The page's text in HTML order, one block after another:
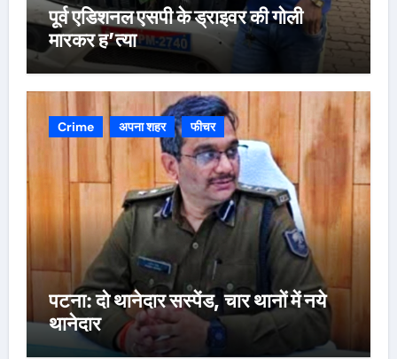
पूर्व एडिशनल एसपी के ड्राइवर की गोली
मारकर ह’त्या
Crime अपना शहर फीचर
पटना: दो थानेदार सस्पेंड, चार थानों में नये
थानेदार